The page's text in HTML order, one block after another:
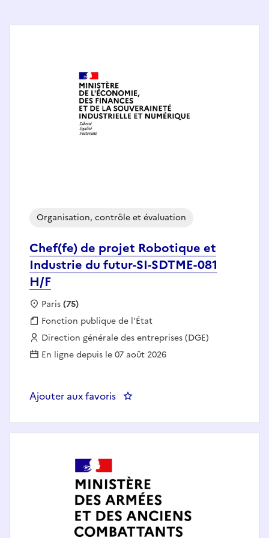
Chef(fe) de projet Robotique et
Industrie du futur-SI-SDTME-081
H/F
Organisation, contrôle et évaluation
Localisation :
Paris(75)
Fonction publique :
Fonction publique de l'État
Employeur :
Direction générale des entreprises (DGE)
En ligne depuis le 07 août 2026
Ajouter aux favoris : Chef(fe) de projet Robotique